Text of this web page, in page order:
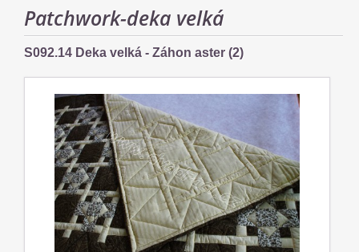
Patchwork-deka velká
S092.14 Deka velká - Záhon aster (2)